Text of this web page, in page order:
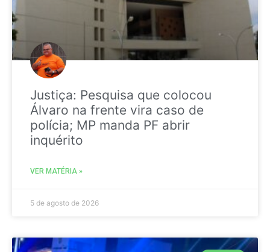
Justiça: Pesquisa que colocou
Álvaro na frente vira caso de
polícia; MP manda PF abrir
inquérito
VER MATÉRIA »
5 de agosto de 2026